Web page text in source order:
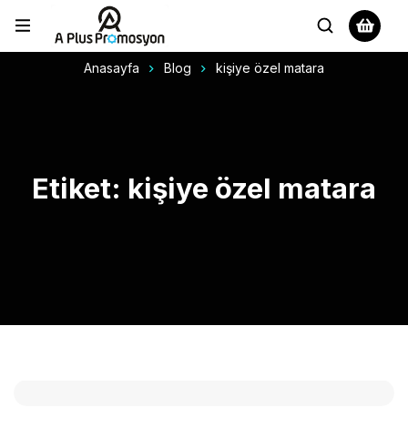
Anasayfa Blog kişiye özel matara
Etiket: kişiye özel matara